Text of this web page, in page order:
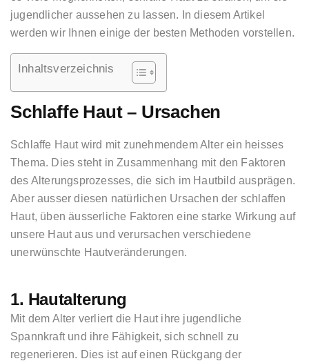
jugendlicher aussehen zu lassen. In diesem Artikel
werden wir Ihnen einige der besten Methoden vorstellen.
Inhaltsverzeichnis
Schlaffe Haut – Ursachen
Schlaffe Haut wird mit zunehmendem Alter ein heisses
Thema. Dies steht in Zusammenhang mit den Faktoren
des Alterungsprozesses, die sich im Hautbild ausprägen.
Aber ausser diesen natürlichen Ursachen der schlaffen
Haut, üben äusserliche Faktoren eine starke Wirkung auf
unsere Haut aus und verursachen verschiedene
unerwünschte Hautveränderungen.
1. Hautalterung
Mit dem Alter verliert die Haut ihre jugendliche
Spannkraft und ihre Fähigkeit, sich schnell zu
regenerieren. Dies ist auf einen Rückgang der